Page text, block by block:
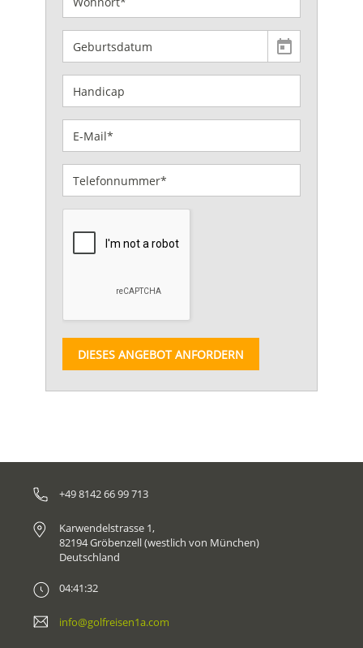
DIESES ANGEBOT ANFORDERN
+49 8142 66 99 713
Karwendelstrasse 1,
82194 Gröbenzell (westlich von München)
Deutschland
04:41:32
info@golfreisen1a.com